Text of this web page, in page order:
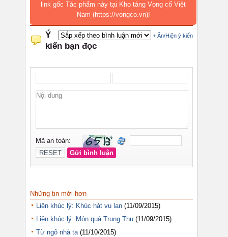
link gốc Tác phẩm này tại Kho tàng Vọng cổ Việt
Nam (https://vongco.vn)!
Những tin mới hơn
Liên khúc lý: Khúc hát vu lan (11/09/2015)
Liên khúc lý: Món quà Trung Thu (11/09/2015)
Từ ngõ nhà ta (11/10/2015)